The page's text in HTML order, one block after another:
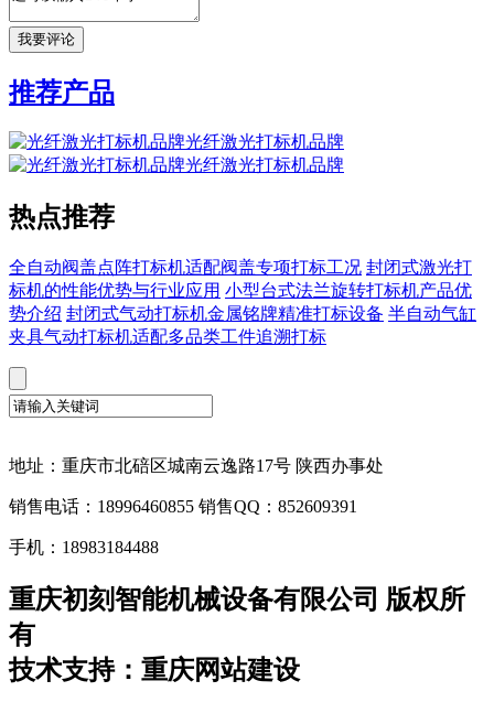
推荐产品
光纤激光打标机品牌
光纤激光打标机品牌
热点推荐
全自动阀盖点阵打标机适配阀盖专项打标工况 封闭式激光打
标机的性能优势与行业应用 小型台式法兰旋转打标机产品优
势介绍 封闭式气动打标机金属铭牌精准打标设备 半自动气缸
夹具气动打标机适配多品类工件追溯打标
地址：重庆市北碚区城南云逸路17号 陕西办事处
销售电话：18996460855 销售QQ：852609391
手机：18983184488
重庆初刻智能机械设备有限公司 版权所
有
技术支持：重庆网站建设